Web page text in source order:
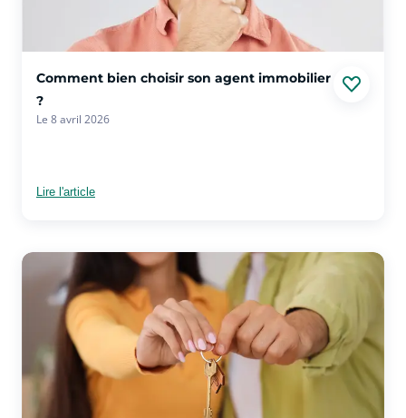
Comment bien choisir son agent immobilier
?
Le 8 avril 2026
voir plus sur l'article Comment bien choisir son agent
Lire l'article